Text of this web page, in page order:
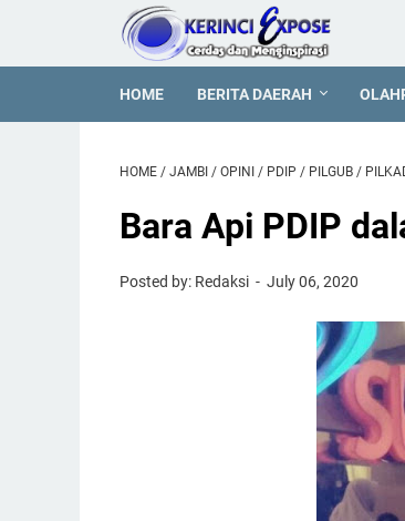
HOME BERITA DAERAH
HOME / JAMBI / OPINI / PDIP / PILGUB /
Bara Api PDIP
Posted by: Redaksi July 06, 2020